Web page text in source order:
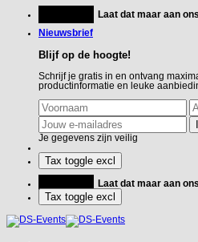
inhoud
Laat dat maar aan
Nieuwsbrief
Blijf op de hoogte!
Schrijf je gratis in en ontvang
productinformatie en leuke
Je gegevens zijn veilig
Laat dat maar aan